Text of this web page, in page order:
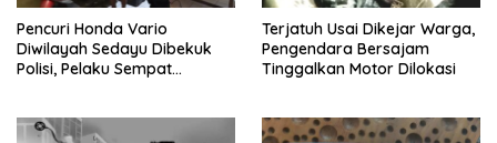
Pencuri Honda Vario
Diwilayah Sedayu Dibekuk
Polisi, Pelaku Sempat
Terjatuh Usai Dikejar Warga,
Pengendara Bersajam
Tinggalkan Motor Dilokasi